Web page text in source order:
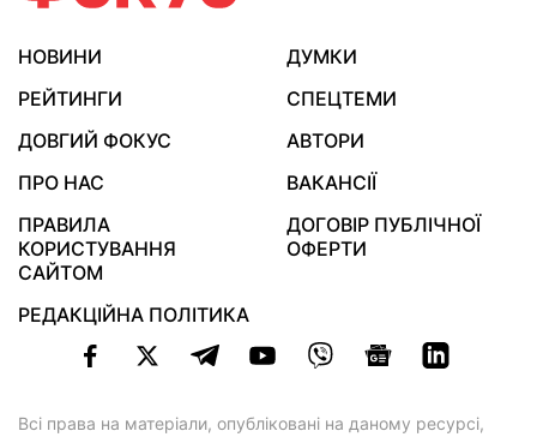
НОВИНИ
ДУМКИ
РЕЙТИНГИ
СПЕЦТЕМИ
ДОВГИЙ ФОКУС
АВТОРИ
ПРО НАС
ВАКАНСІЇ
ПРАВИЛА
КОРИСТУВАННЯ
САЙТОМ
ДОГОВІР ПУБЛІЧНОЇ
ОФЕРТИ
РЕДАКЦІЙНА ПОЛІТИКА
Всі права на матеріали, опубліковані на даному ресурсі,